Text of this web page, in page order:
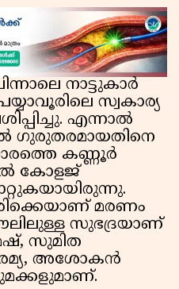
നാട്ടുകാർ
സ്വകാര്യ
എന്നാൽ
ഗുരുതരമായതിനെ
കണ്ണൂർ
കോളജ്
മരണം
സുഭദ്രയാണ്
സുമിത
രമ്യ, അശോകൻ